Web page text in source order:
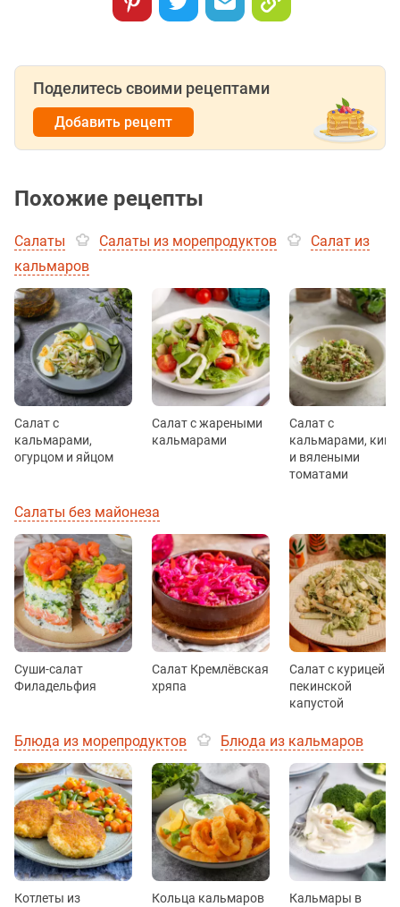
Поделитесь своими рецептами
Добавить рецепт
Похожие рецепты
Салаты Салаты из морепродуктов
Салат из
кальмаров
Салат с
кальмарами,
огурцом и яйцом
Салат с жареными
кальмарами
Салат с
кальмарами,
и вялеными
томатами
Салаты без майонеза
Суши-салат
Филадельфия
Салат Кремлёвская
хряпа
Салат с курицей и
пекинской
капустой
Блюда из морепродуктов Блюда из кальмаров
Котлеты из
Кольца кальмаров
Кальмары в